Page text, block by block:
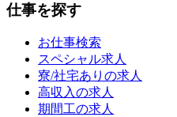
仕事を探す
お仕事検索
スペシャル求人
寮/社宅ありの求人
高収入の求人
期間工の求人